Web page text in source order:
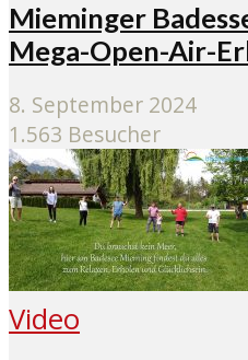
Mieminger
Mega-Open-Air-
8. September 2024
1.563 Besucher
Video